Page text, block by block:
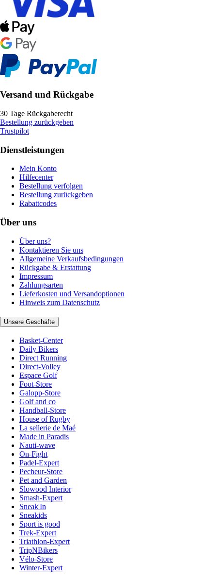
Versand und Rückgabe
30 Tage Rückgaberecht
Bestellung zurückgeben
Trustpilot
Dienstleistungen
Mein Konto
Hilfecenter
Bestellung verfolgen
Bestellung zurückgeben
Rabattcodes
Über uns
Über uns?
Kontaktieren Sie uns
Allgemeine Verkaufsbedingungen
Rückgabe & Erstattung
Impressum
Zahlungsarten
Lieferkosten und Versandoptionen
Hinweis zum Datenschutz
Unsere Geschäfte
Basket-Center
Daily Bikers
Direct Running
Direct-Volley
Espace Golf
Foot-Store
Galopp-Store
Golf and co
Handball-Store
House of Rugby
La sellerie de Maé
Made in Paradis
Nauti-wave
On-Fight
Padel-Expert
Pecheur-Store
Pet and Garden
Slowood Interior
Smash-Expert
Sneak'In
Sneakids
Sport is good
Trek-Expert
Triathlon-Expert
TripNBikers
Vélo-Store
Winter-Expert